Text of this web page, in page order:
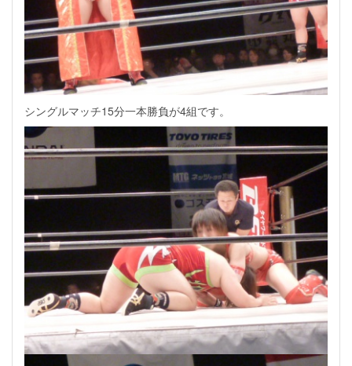
シングルマッチ15分一本勝負が4組です。